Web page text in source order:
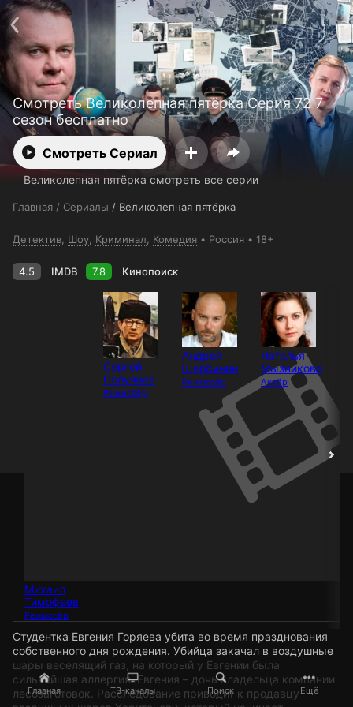
Главная ТВ-каналы Поиск Ещё
Смотреть Великолепная пятёрка Серия 72 7
сезон бесплатно
Смотреть Сериал
Великолепная пятёрка смотреть все серии
Главная / Сериалы / Великолепная пятёрка
Детектив Шоу Криминал Комедия Россия 18+
4.5 IMDB 7.8 Кинопоиск
Михаил
Тимофеев
Режиссёр
Сергей
Полуянов
Режиссёр
Андрей
Щербинин
Режиссёр
Наталья
Мызникова
Актёр
Студентка Евгения Горяева убита во время празднования
собственного дня рождения. Убийца закачал в воздушные
шары веселящий газ, на который у Евгении была
сильнейшая аллергия. Евгения – дочь владельца компании
лесозаготовок. Расследование приводит к продавцу
Поддержка:support@24h.tv
О сервисе
Пользовательское соглашение
Политика конфиденциальности
Для партнёров
Открыть приложение
Ввести промокод
Установить на ТВ
Бесплатные каналы Контакты